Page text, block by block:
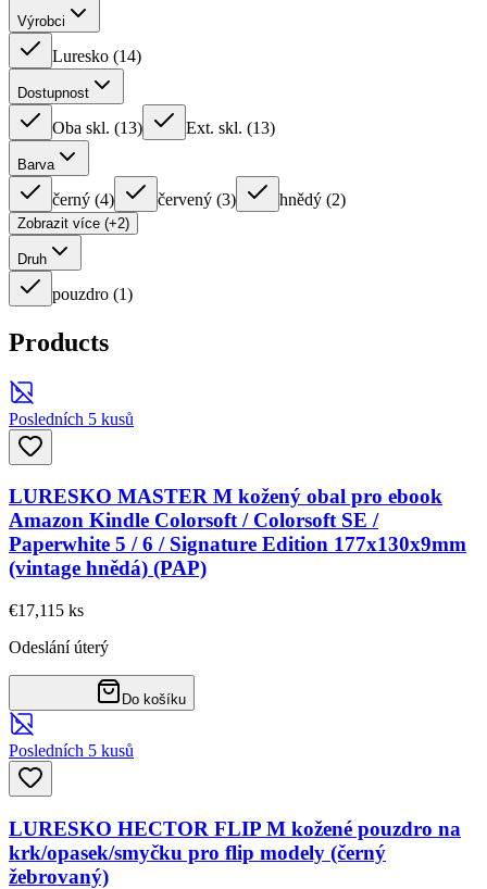
Výrobci
Luresko (14)
Dostupnost
Oba skl. (13) Ext. skl. (13)
Barva
černý (4) červený (3) hnědý (2)
Zobrazit více (+2)
Druh
pouzdro (1)
Products
Posledních 5 kusů
LURESKO MASTER M kožený obal pro ebook
Amazon Kindle Colorsoft / Colorsoft SE /
Paperwhite 5 / 6 / Signature Edition 177x130x9mm
(vintage hnědá) (PAP)
€17,11 5 ks
Odeslání úterý
Do košíku
Posledních 5 kusů
LURESKO HECTOR FLIP M kožené pouzdro na
krk/opasek/smyčku pro flip modely (černý
žebrovaný)